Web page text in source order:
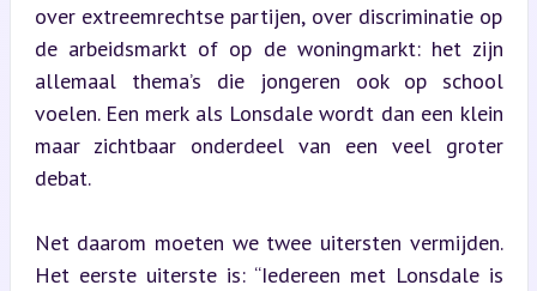
over extreemrechtse partijen, over discriminatie op
de arbeidsmarkt of op de woningmarkt: het zijn
allemaal thema’s die jongeren ook op school
voelen. Een merk als Lonsdale wordt dan een klein
maar zichtbaar onderdeel van een veel groter
debat.
Net daarom moeten we twee uitersten vermijden.
Het eerste uiterste is: “Iedereen met Lonsdale is